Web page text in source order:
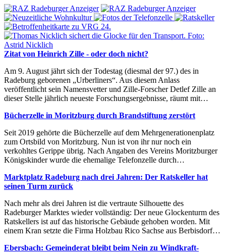
Zitat von Heinrich Zille - oder doch nicht?
Am 9. August jährt sich der Todestag (diesmal der 97.) des in
Radeburg geborenen „Urberliners“. Aus diesem Anlass
veröffentlicht sein Namensvetter und Zille-Forscher Detlef Zille an
dieser Stelle jährlich neueste Forschungsergebnisse, räumt mit…
Bücherzelle in Moritzburg durch Brandstiftung zerstört
Seit 2019 gehörte die Bücherzelle auf dem Mehrgenerationenplatz
zum Ortsbild von Moritzburg. Nun ist von ihr nur noch ein
verkohltes Gerippe übrig. Nach Angaben des Vereins Moritzburger
Königskinder wurde die ehemalige Telefonzelle durch…
Marktplatz Radeburg nach drei Jahren: Der Ratskeller hat
seinen Turm zurück
Nach mehr als drei Jahren ist die vertraute Silhouette des
Radeburger Marktes wieder vollständig: Der neue Glockenturm des
Ratskellers ist auf das historische Gebäude gehoben worden. Mit
einem Kran setzte die Firma Holzbau Rico Sachse aus Berbisdorf…
Ebersbach: Gemeinderat bleibt beim Nein zu Windkraft-